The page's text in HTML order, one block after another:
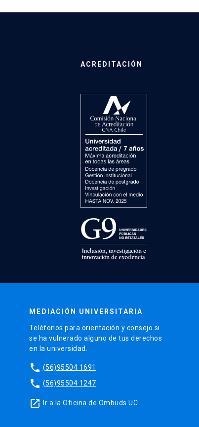
ACREDITACIÓN
MEDIACIÓN UNIVERSITARIA
Teléfonos para orientación y consejo si
se ha vulnerado alguno de tus derechos
en la universidad.
phone (56)95504 1691
phone (56)95504 1247
launch Ir a la Oficina de Ombuds UC